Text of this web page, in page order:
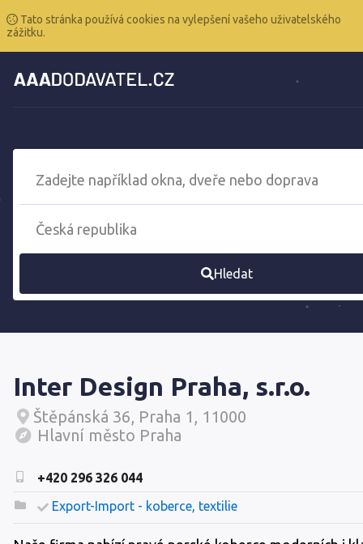
Tato stránka používá cookies na vylepšení vašeho uživatelského
zážitku.
Hledat
Inter Design Praha, s.r.o.
Štěpánská 36, Praha 1, 11000
Hlavní město Praha
+420 296 326 044
Export-Import - koberce, textilie